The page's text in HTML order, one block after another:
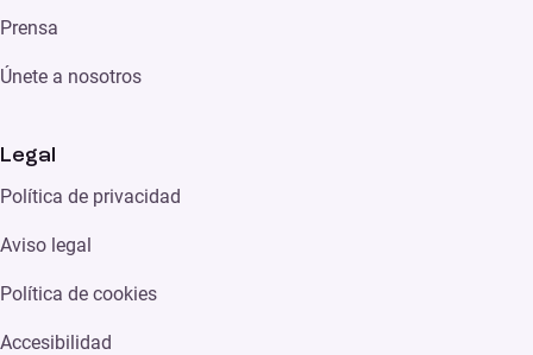
Prensa
Únete a nosotros
Legal
Política de privacidad
Aviso legal
Política de cookies
Accesibilidad